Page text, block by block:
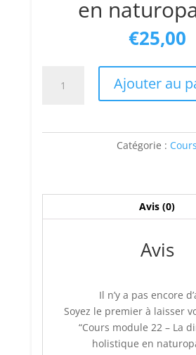
en
€25,00
en
Ajouter au
Catégorie : Cours
Avis (0)
Avis
Il n’y a pas encore
Soyez le premier à laisser
“Cours module 22 – La
holistique en